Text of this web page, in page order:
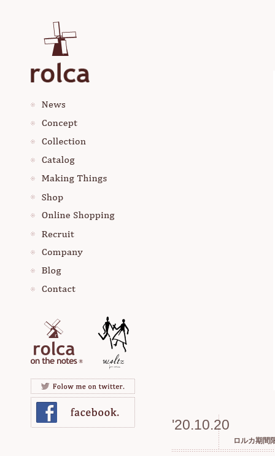
'20.10.20
ロルカ期間